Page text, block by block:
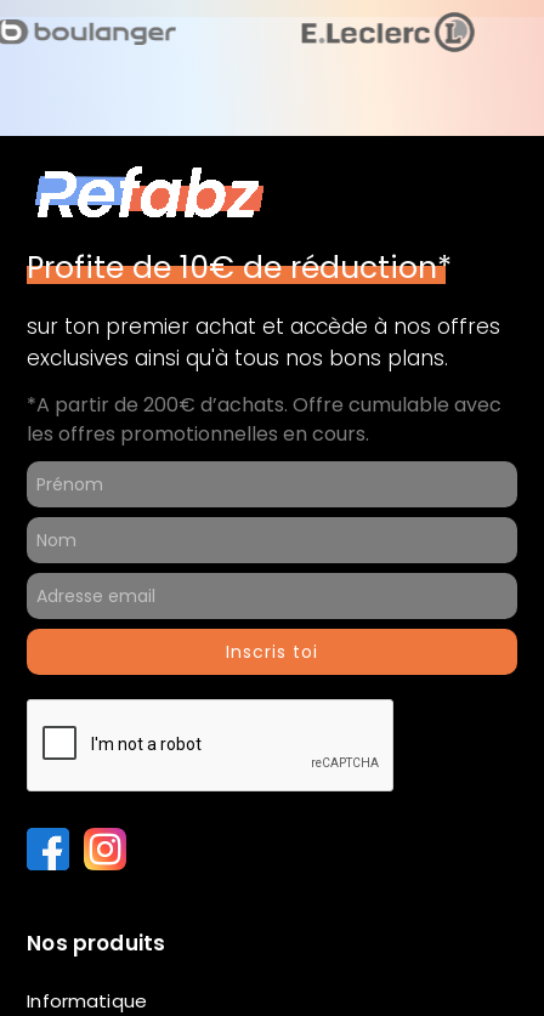
Profite de 10€ de réduction*
sur ton premier achat et accède à nos offres
exclusives ainsi qu'à tous nos bons plans.
*A partir de 200€ d’achats. Offre cumulable avec
les offres promotionnelles en cours.
Inscris toi
Nos produits
Informatique